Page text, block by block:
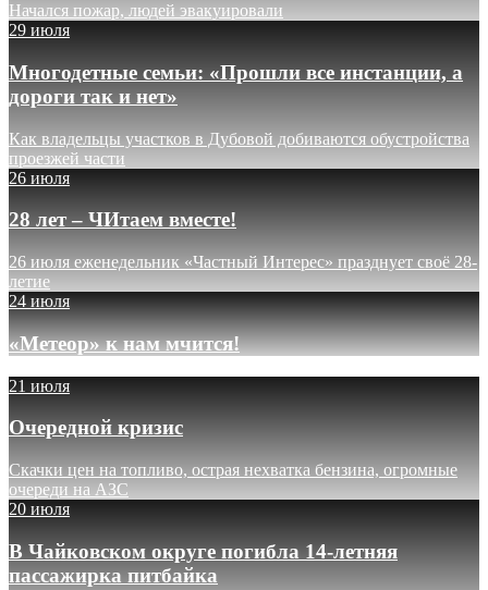
Начался пожар, людей эвакуировали
29 июля
Многодетные семьи: «Прошли все инстанции, а
дороги так и нет»
Как владельцы участков в Дубовой добиваются обустройства
проезжей части
26 июля
28 лет – ЧИтаем вместе!
26 июля еженедельник «Частный Интерес» празднует своё 28-
летие
24 июля
«Метеор» к нам мчится!
21 июля
Очередной кризис
Скачки цен на топливо, острая нехватка бензина, огромные
очереди на АЗС
20 июля
В Чайковском округе погибла 14-летняя
пассажирка питбайка